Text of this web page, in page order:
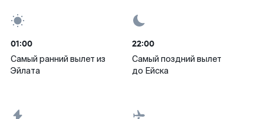
01:00
Самый ранний вылет из
Эйлата
22:00
Самый поздний вылет
до Ейска